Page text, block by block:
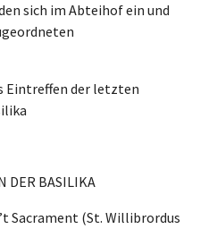
sich im Abteihof ein und
Eintreffen der letzten
DER BASILIKA
Sacrament (St. Willibrordus